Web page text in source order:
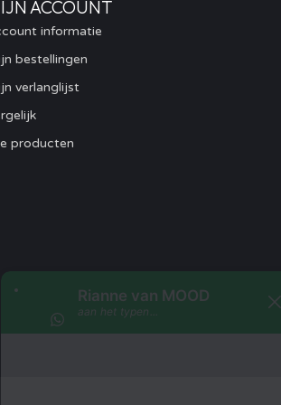
ACCOUNT
informatie
bestellingen
verlanglijst
producten